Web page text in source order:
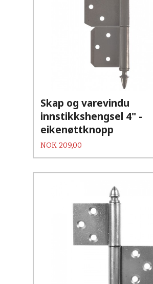
Skap og varevindu
innstikkshengsel 4" -
eikenøttknopp
Pris
NOK 209,00